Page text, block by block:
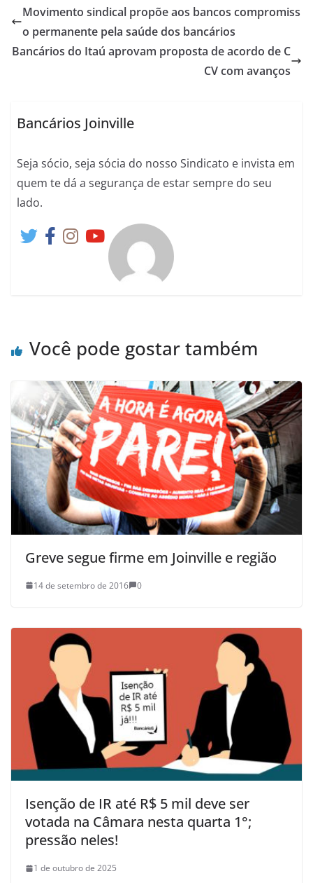
Movimento sindical propõe aos bancos compromiss
o permanente pela saúde dos bancários
Bancários do Itaú aprovam proposta de acordo de C
CV com avanços
Bancários Joinville
Seja sócio, seja sócia do nosso Sindicato e invista em
quem te dá a segurança de estar sempre do seu
lado.
Você pode gostar também
Greve segue firme em Joinville e região
14 de setembro de 2016 0
Isenção de IR até R$ 5 mil deve ser
votada na Câmara nesta quarta 1°;
pressão neles!
1 de outubro de 2025